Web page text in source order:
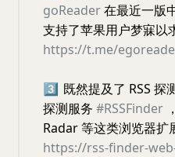
goReader在最近一版
支持了苹果用户梦寐以
https://t.me/
3️⃣ 既然提及了 RSS 探
探测服务 #RSSFinder
Radar 等这类浏览器扩
https://rss-finder-